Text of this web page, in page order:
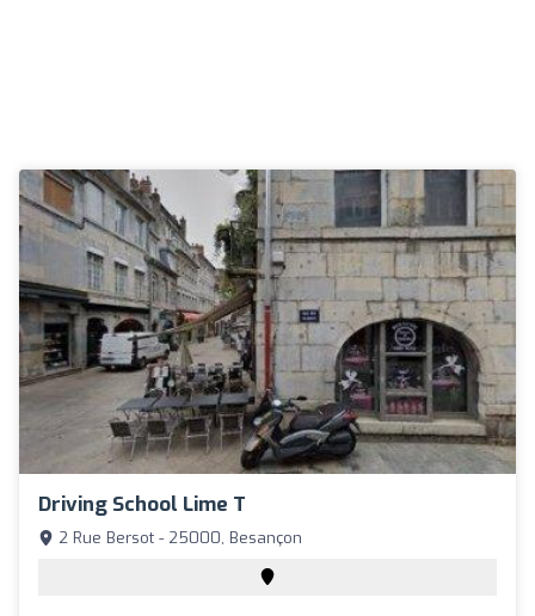
Driving School Lime T
2 Rue Bersot - 25000, Besançon